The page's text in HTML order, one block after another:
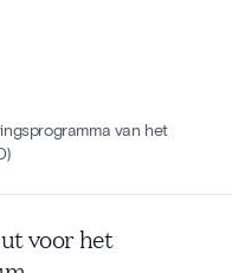
van het
voor het